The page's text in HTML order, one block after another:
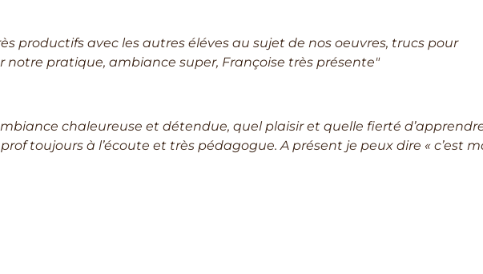
productifs avec les autres éléves au sujet de nos oeuvres, trucs pour
notre pratique, ambiance super, Françoise très présente"
chaleureuse et détendue, quel plaisir et quelle fierté
toujours à l’écoute et très pédagogue. A présent je peux dire « c’est